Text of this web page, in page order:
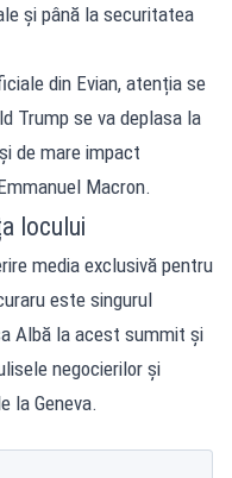
și până la securitatea
din Evian, atenția se
Trump se va deplasa la
de mare impact
Macron.
locului
media exclusivă pentru
este singurul
Albă la acest summit și
negocierilor și
la Geneva.